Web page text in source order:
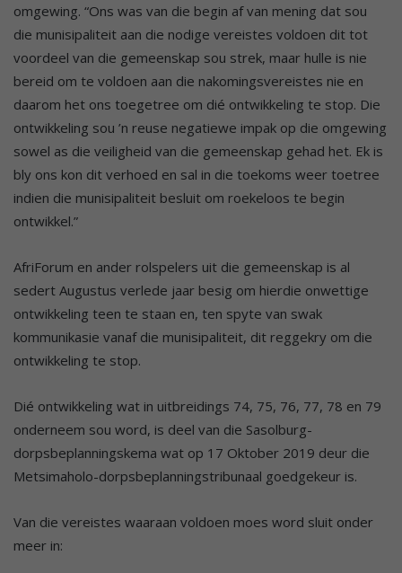
omgewing. “Ons was van die begin af van mening dat sou
die munisipaliteit aan die nodige vereistes voldoen dit tot
voordeel van die gemeenskap sou strek, maar hulle is nie
bereid om te voldoen aan die nakomingsvereistes nie en
daarom het ons toegetree om dié ontwikkeling te stop. Die
ontwikkeling sou ’n reuse negatiewe impak op die omgewing
sowel as die veiligheid van die gemeenskap gehad het. Ek is
bly ons kon dit verhoed en sal in die toekoms weer toetree
indien die munisipaliteit besluit om roekeloos te begin
ontwikkel.”
AfriForum en ander rolspelers uit die gemeenskap is al
sedert Augustus verlede jaar besig om hierdie onwettige
ontwikkeling teen te staan en, ten spyte van swak
kommunikasie vanaf die munisipaliteit, dit reggekry om die
ontwikkeling te stop.
Dié ontwikkeling wat in uitbreidings 74, 75, 76, 77, 78 en 79
onderneem sou word, is deel van die Sasolburg-
dorpsbeplanningskema wat op 17 Oktober 2019 deur die
Metsimaholo-dorpsbeplanningstribunaal goedgekeur is.
Van die vereistes waaraan voldoen moes word sluit onder
meer in: